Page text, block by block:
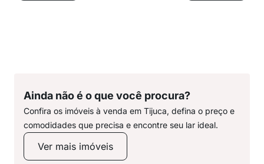
Ainda não é o que você procura?
Confira os imóveis à venda em Tijuca, defina o preço e
comodidades que precisa e encontre seu lar ideal.
Ver mais imóveis